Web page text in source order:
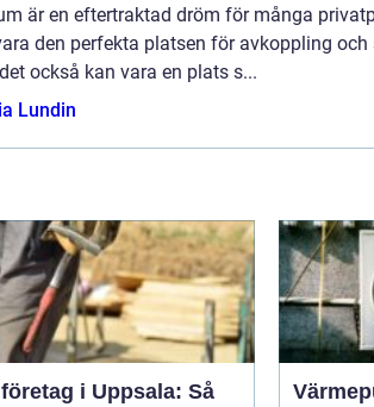
är en eftertraktad dröm för många
den perfekta platsen för avkoppling
också kan vara en plats s...
Lundin
i Uppsala: Så